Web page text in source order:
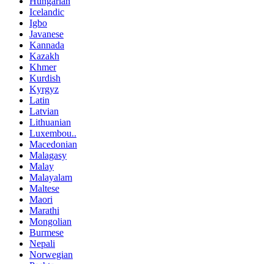
Icelandic
Igbo
Javanese
Kannada
Kazakh
Khmer
Kurdish
Kyrgyz
Latin
Latvian
Lithuanian
Luxembou..
Macedonian
Malagasy
Malay
Malayalam
Maltese
Maori
Marathi
Mongolian
Burmese
Nepali
Norwegian